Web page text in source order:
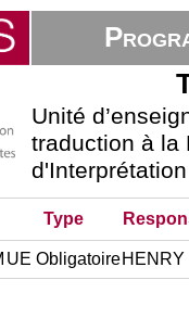
Unité
traduction à la
Type
UE ObligatoireHENRY